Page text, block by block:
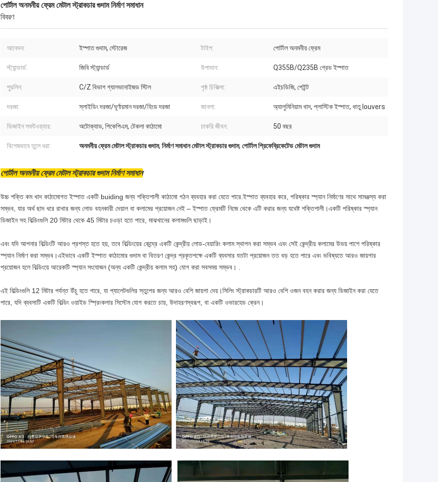
পোর্টাল অনমনীয় ফ্রেম মেটাল স্ট্রাকচার গুদাম নির্মাণ সমাধান
বিবরণ
আবেদন: ইস্পাত গুদাম, স্টোরেজ টাইপ: পোর্টাল অনমনীয় ফ্রেম
স্ট্যান্ডার্ড: জিবি স্ট্যান্ডার্ড উপাদান: Q355B/Q235B গ্রেড ইস্পাত
পুরলিন: C/Z বিভাগ গ্যালভানাইজড স্টিল পৃষ্ঠ চিকিত্সা: এইচডিজি, পেইন্ট
দরজা: স্লাইডিং দরজা/ঘূর্ণায়মান দরজা/হিংড দরজা জানলা: অ্যালুমিনিয়াম খাদ, প্লাস্টিক ইস্পাত, ধাতু louvers
ডিজাইন সফটওয়্যার: অটোক্যাড, পিকেপিএম, টেকলা কাঠামো চাকরি জীবন: 50 বছর
বিশেষভাবে তুলে ধরা: অনমনীয় ফ্রেম মেটাল স্ট্রাকচার গুদাম, নির্মাণ সমাধান মেটাল স্ট্রাকচার গুদাম, পোর্টাল প্রিফেব্রিকেটেড মেটাল গুদাম
পোর্টাল অনমনীয় ফ্রেম মেটাল স্ট্রাকচার গুদাম নির্মাণ সমাধান
উচ্চ শক্তি কম খাদ কাঠামোগত ইস্পাত একটি buiding জন্য শক্তিশালী কাঠামো গঠন ব্যবহার করা যেতে পারে.ইস্পাত ব্যবহার করে, পরিষ্কার স্প্যান নির্মাণের সাথে সামঞ্জস্য করা
সম্ভব, যার অর্থ ছাদ ধরে রাখার জন্য লোড বহনকারী দেয়াল বা কলামের প্রয়োজন নেই – ইস্পাত ফ্রেমটি নিজে থেকে এটি করার জন্য যথেষ্ট শক্তিশালী।একটি পরিষ্কার স্প্যান
ডিজাইন সহ বিল্ডিংগুলি 20 মিটার থেকে 45 মিটার চওড়া হতে পারে, মাঝখানের কলামগুলি ছাড়াই।
এবং যদি আপনার বিল্ডিংটি আরও প্রশস্ত হতে হয়, তবে বিল্ডিংয়ের কেন্দ্রে একটি কেন্দ্রীয় লোড-বেয়ারিং কলাম স্থাপন করা সম্ভব এবং সেই কেন্দ্রীয় কলামের উভয় পাশে পরিষ্কার
স্প্যান নির্মাণ করা সম্ভব।এইভাবে একটি ইস্পাত কাঠামোর গুদাম বা বিতরণ কেন্দ্র প্রকৃতপক্ষে একটি ব্যবসার যতটা প্রয়োজন তত বড় হতে পারে এবং ভবিষ্যতে আরও জায়গার
প্রয়োজন হলে বিল্ডিংয়ে আরেকটি স্প্যান সংযোজন (অন্য একটি কেন্দ্রীয় কলাম সহ) যোগ করা সবসময় সম্ভব। .
এই বিল্ডিংগুলি 12 মিটার পর্যন্ত উঁচু হতে পারে, যা প্যালেটগুলির স্তুপের জন্য আরও বেশি জায়গা দেয়।সিলিং স্ট্রাকচারটি আরও বেশি ওজন বহন করার জন্য ডিজাইন করা যেতে
পারে, যদি ব্যবসাটি একটি বিল্ডিং ওয়াইড স্প্রিংকলার সিস্টেম যোগ করতে চায়, উদাহরণস্বরূপ, বা একটি ওভারহেড ক্রেন।